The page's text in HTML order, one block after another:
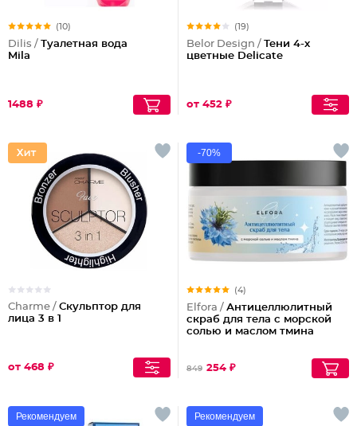
(10)
Dilis / Туалетная вода
Mila
1488 ₽
(19)
Belor Design / Тени 4-х
цветные Delicate
от 452 ₽
Charme / Скульптор для
лица 3 в 1
от 468 ₽
-70%
(4)
Elfora / Антицеллюлитный
скраб для тела с морской
солью и маслом тмина
849 254 ₽
Рекомендуем Рекомендуем